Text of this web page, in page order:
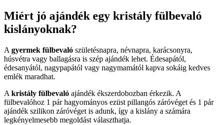
Miért jó ajándék egy kristály fülbevaló
kislányoknak?
A gyermek fülbevaló születésnapra, névnapra, karácsonyra,
húsvétra vagy ballagásra is szép ajándék lehet. Édesapától,
édesanyától, nagypapától vagy nagymamától kapva sokáig kedves
emlék maradhat.
A kristály fülbevaló ajándék ékszerdobozban érkezik. A
fülbevalóhoz 1 pár hagyományos ezüst pillangós záróvéget és 1 pár
ajándék szilikon záróvéget is adunk, így a kislány a számára
legkényelmesebb megoldást választhatja.